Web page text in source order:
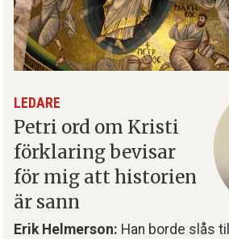
LEDARE
Petri ord om Kristi
förklaring bevisar
för mig att historien
är sann
Erik Helmerson: Han borde slås